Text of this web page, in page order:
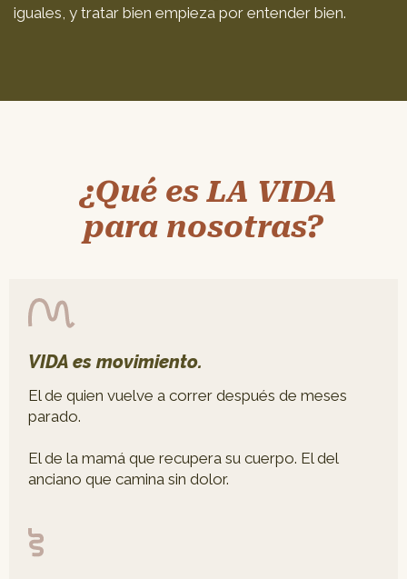
iguales, y tratar bien empieza por entender bien.
¿Qué es LA VIDA
para nosotras?
VIDA es movimiento.
El de quien vuelve a correr después de meses
parado.
El de la mamá que recupera su cuerpo. El del
anciano que camina sin dolor.